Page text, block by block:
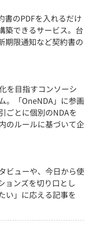
書のPDFを入れるだけ
築できるサービス。台
期限通知など契約書の
を目指すコンソーシ
。「OneNDA」に参画
ごとに個別のNDAを
のルールに基づいて企
ビューや、今日から使
ョンズを切り口とし
い」に応える記事を